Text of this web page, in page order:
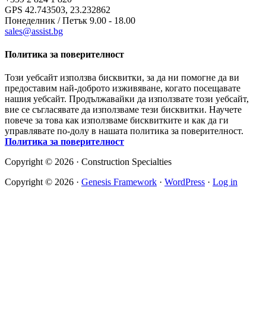
GPS 42.743503, 23.232862
Понеделник / Петък 9.00 - 18.00
sales@assist.bg
Политика за поверителност
Този уебсайт използва бисквитки, за да ни помогне да ви
предоставим най-доброто изживяване, когато посещавате
нашия уебсайт. Продължавайки да използвате този уебсайт,
вие се съгласявате да използваме тези бисквитки. Научете
повече за това как използваме бисквитките и как да ги
управлявате по-долу в нашата политика за поверителност.
Политика за поверителност
Copyright © 2026 · Construction Specialties
Copyright © 2026 · Genesis Framework · WordPress · Log in